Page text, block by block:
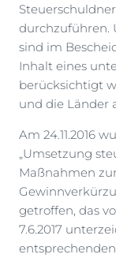
durchzuführen.
sind im
Inhalt eines
berücksichtigt
und die Länder
Am 24.11.2016
„Umsetzung
Maßnahmen
getroffen, das
7.6.2017